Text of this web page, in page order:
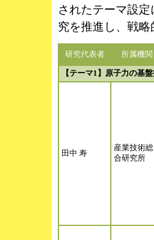
されたテーマ設
究を推進し、戦
研究代表者 所属機関
【テーマ1】原子力の基
田中 寿
産業技術総
合研究所